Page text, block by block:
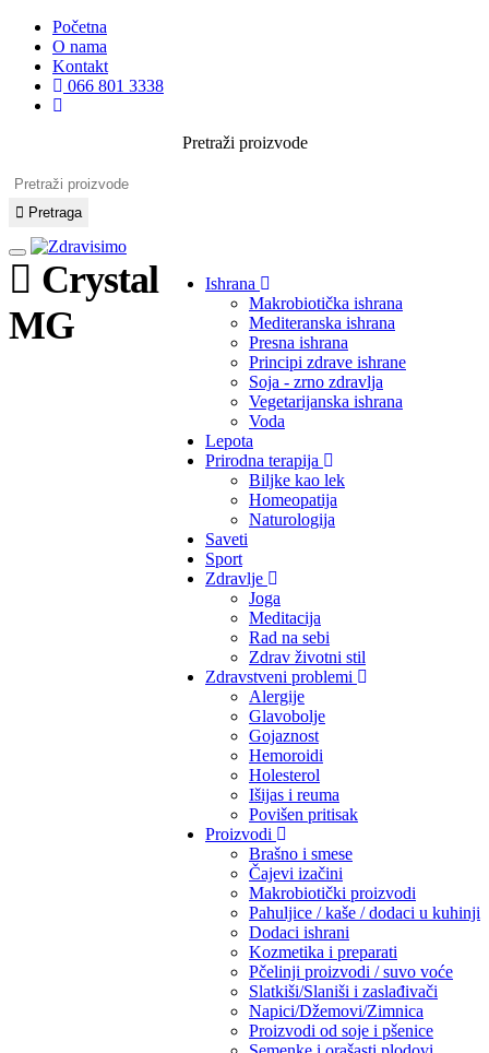
Početna
O nama
Kontakt
066 801 3338
Pretraži proizvode
Pretraga
Ishrana
Makrobiotička ishrana
Mediteranska ishrana
Presna ishrana
Principi zdrave ishrane
Soja - zrno zdravlja
Vegetarijanska ishrana
Voda
Lepota
Prirodna terapija
Biljke kao lek
Homeopatija
Naturologija
Saveti
Sport
Zdravlje
Joga
Meditacija
Rad na sebi
Zdrav životni stil
Zdravstveni problemi
Alergije
Glavobolje
Gojaznost
Hemoroidi
Holesterol
Išijas i reuma
Povišen pritisak
Proizvodi
Brašno i smese
Čajevi izačini
Makrobiotički proizvodi
Pahuljice / kaše / dodaci u kuhinji
Dodaci ishrani
Kozmetika i preparati
Pčelinji proizvodi / suvo voće
Slatkiši/Slaniši i zaslađivači
Napici/Džemovi/Zimnica
Proizvodi od soje i pšenice
Crystal
MG